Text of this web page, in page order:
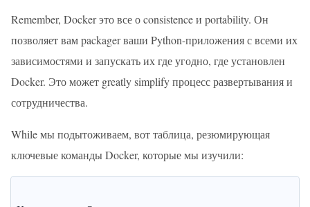
Remember, Docker это все о consistence и portability. Он
позволяет вам packager ваши Python-приложения с всеми их
зависимостями и запускать их где угодно, где установлен
Docker. Это может greatly simplify процесс развертывания и
сотрудничества.
While мы подытоживаем, вот таблица, резюмирующая
ключевые команды Docker, которые мы изучили: